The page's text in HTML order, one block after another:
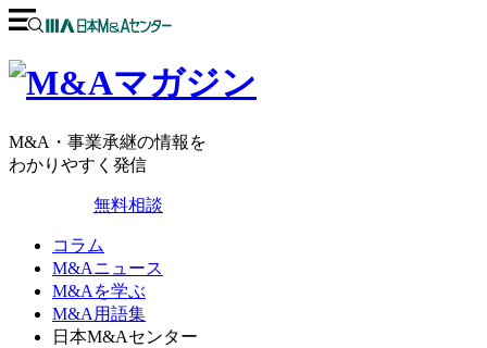
M&A・事業承継の情報を
わかりやすく発信
無料相談
コラム
M&Aニュース
M&Aを学ぶ
M&A用語集
日本M&Aセンター